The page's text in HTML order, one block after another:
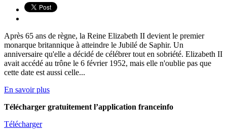
Après 65 ans de règne, la Reine Elizabeth II devient le premier
monarque britannique à atteindre le Jubilé de Saphir. Un
anniversaire qu'elle a décidé de célébrer tout en sobriété. Elizabeth II
avait accédé au trône le 6 février 1952, mais elle n'oublie pas que
cette date est aussi celle...
En savoir plus
Télécharger gratuitement l’application franceinfo
Télécharger